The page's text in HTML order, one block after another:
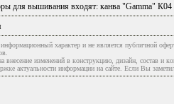
для вышивания входят: канва "Gammа"
характер и не является публичной
внесение изменений в конструкцию, дизайн, состав и
актуальности информации на сайте. Если Вы